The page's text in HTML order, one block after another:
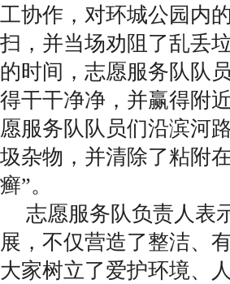
工协作，对环城公园内
扫，并当场劝阻了乱丢
的时间，志愿服务队队
得干干净净，并赢得附
愿服务队队员们沿滨河
圾杂物，并清除了粘附
癣”。
志愿服务队负责人表
展，不仅营造了整洁、
大家树立了爱护环境、